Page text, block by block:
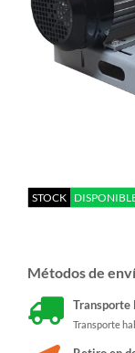
STOCK
Métodos de
Transporte
Transporte